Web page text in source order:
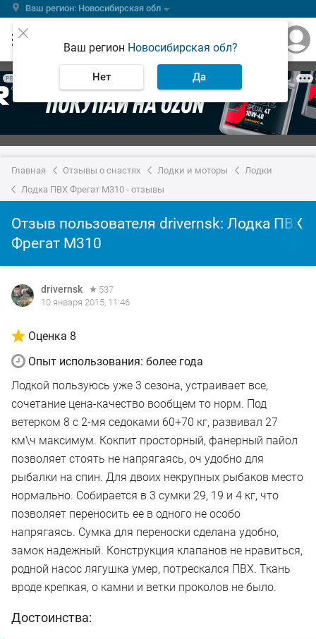
Ваш регион: Новосибирская обл
Ваш регион Новосибирская обл?
Нет Да
РЕКЛАМА
Главная Отзывы о снастях Лодки и моторы
Лодки
Лодка ПВХ Фрегат М310 - отзывы
Отзыв пользователя drivernsk: Лодка ПВХ
Фрегат М310
drivernsk
537
10 января 2015, 11:46
Оценка 8
Опыт использования: более года
Лодкой пользуюсь уже 3 сезона, устраивает все,
сочетание цена-качество вообщем то норм. Под
ветерком 8 с 2-мя седоками 60+70 кг, развивал 27
км\ч максимум. Кокпит просторный, фанерный пайол
позволяет стоять не напрягаясь, оч удобно для
рыбалки на спин. Для двоих некрупных рыбаков место
нормально. Собирается в 3 сумки 29, 19 и 4 кг, что
позволяет переносить ее в одного не особо
напрягаясь. Сумка для переноски сделана удобно,
замок надежный. Конструкция клапанов не нравиться,
родной насос лягушка умер, потрескался ПВХ. Ткань
вроде крепкая, о камни и ветки проколов не было.
Достоинства: